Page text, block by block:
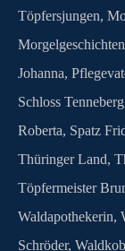
Töpfersjungen,
Johanna,
Schloss Tenneberg
Roberta, Spatz
Thüringer Land,
Töpfermeister
Waldapothekerin,
Schröder,